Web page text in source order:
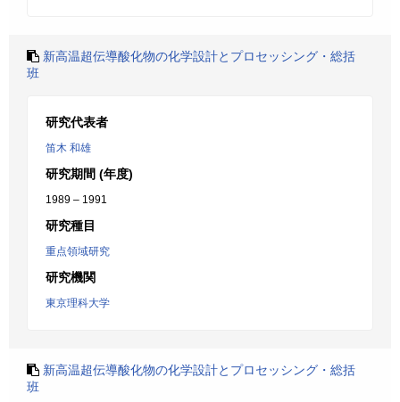
新高温超伝導酸化物の化学設計とプロセッシング・総括
班
研究代表者
笛木 和雄
研究期間 (年度)
1989 – 1991
研究種目
重点領域研究
研究機関
東京理科大学
新高温超伝導酸化物の化学設計とプロセッシング・総括
班